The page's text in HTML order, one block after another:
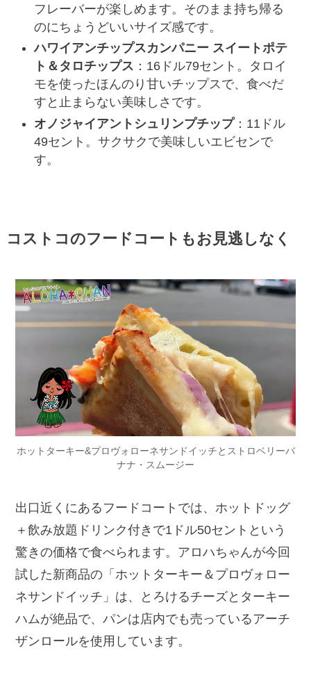
フレーバーが楽しめます。そのまま持ち帰る
のにちょうどいいサイズ感です。
ハワイアンチップスカンパニー スイートポテ
ト＆タロチップス ：16ドル79セント。タロイ
モを使ったほんのり甘いチップスで、食べだ
すと止まらない美味しさです。
オノジャイアントシュリンプチップ：11ドル
49セント。サクサクで美味しいエビセンで
す。
コストコのフードコートもお見逃しなく
ホットターキー&プロヴォローネサンドイッチとストロベリーバ
ナナ・スムージー
出口近くにあるフードコートでは、ホットドッグ
＋飲み放題ドリンク付きで1ドル50セントという
驚きの価格で食べられます。アロハちゃんが今回
試した新商品の「ホットターキー＆プロヴォロー
ネサンドイッチ」は、とろけるチーズとターキー
ハムが絶品で、パンは店内でも売っているアーチ
ザンロールを使用しています。